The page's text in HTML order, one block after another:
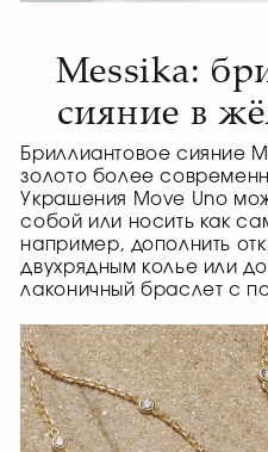
Messika:
сияние в
Бриллиантовое сияние
золото более
Украшения Move Uno
собой или носить как
например, дополнить
двухрядным колье или
лаконичный браслет с